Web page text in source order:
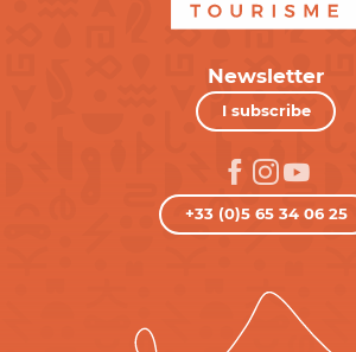
Newsletter
I subscribe
+33 (0)5 65 34 06 25